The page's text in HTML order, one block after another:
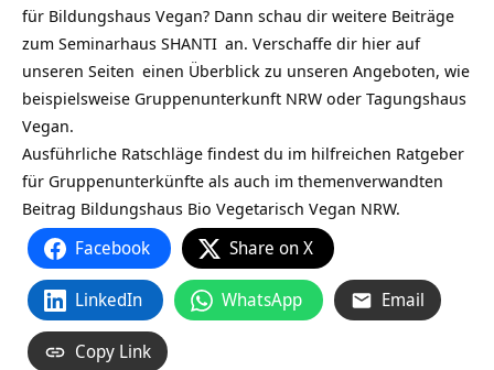
für Bildungshaus Vegan? Dann schau dir weitere Beiträge
zum Seminarhaus SHANTI an. Verschaffe dir hier auf
unseren Seiten einen Überblick zu unseren Angeboten, wie
beispielsweise Gruppenunterkunft NRW oder Tagungshaus
Vegan.
Ausführliche Ratschläge findest du im hilfreichen Ratgeber
für Gruppenunterkünfte als auch im themenverwandten
Beitrag Bildungshaus Bio Vegetarisch Vegan NRW.
Facebook Share on X
LinkedIn WhatsApp Email
Copy Link